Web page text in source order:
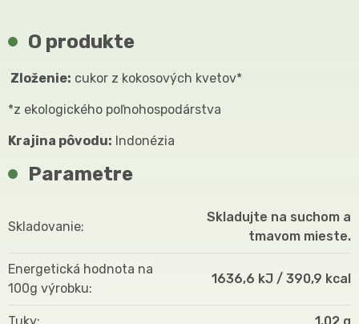
O produkte
Zloženie: cukor z kokosových kvetov*
*z ekologického poľnohospodárstva
Krajina pôvodu: Indonézia
Parametre
Skladovanie
Skladujte na suchom a
tmavom mieste.
Energetická hodnota na
100g výrobku
1636,6 kJ / 390,9 kcal